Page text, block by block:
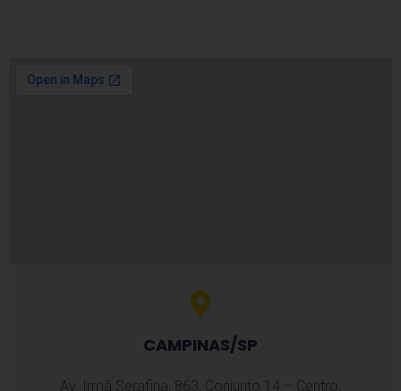
CAMPINAS/SP
Av. Irmã Serafina, 863, Conjunto 14 – Centro,